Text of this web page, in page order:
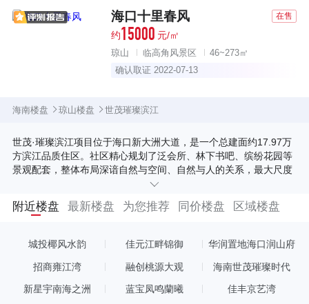
海口十里春风 在售
约15000 元/㎡
琼山 临高角风景区
46~273㎡
确认取证 2022-07-13
海南楼盘 琼山楼盘 世茂璀璨滨江
世茂·璀璨滨江项目位于海口新大洲大道，是一个总建面约17.97万
方滨江品质住区。社区精心规划了泛会所、林下书吧、缤纷花园等
景观配套，整体布局深谙自然与空间、自然与人的关系，最大尺度
地将自然还给生活，可为1000余户业主构建全龄互动，高质陪伴。
考量城市滨江精致生活所需，采用板楼布局设计，更好的实现清风
想象，深度诠释舒适人居的真谛。建筑面积约 106-120 ㎡奢阔三
房，部分户型三开间朝南，南北通透，优渥采光，让室内光照持久
充足，清风自然入室，生活惬意舒适又健康。
附近楼盘 最新楼盘 为您推荐 同价楼盘 区域楼盘
城投椰风水韵 佳元江畔锦御 华润置地海口润山府
招商雍江湾 融创桃源大观 海南世茂璀璨时代
新星宇南海之洲 蓝宝凤鸣蘭曦 佳丰京艺湾